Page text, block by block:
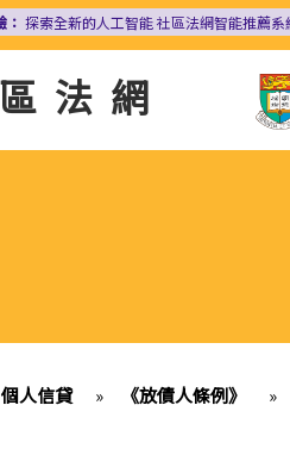
探索全新的人工智能社區法網智能推薦系
法網
個人信貸 » 《放債人條例》 »